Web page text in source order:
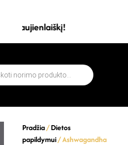
naujienlaiškį!
Pradžia/Dietos
papildymui/ Ashwagandha